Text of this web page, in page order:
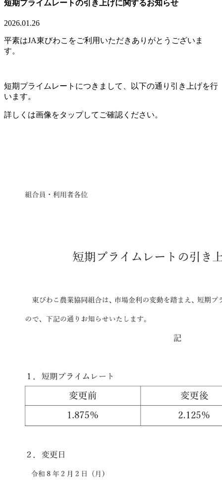
短期プライムレートの引き上げに関するお知らせ
2026.01.26
平素はJA東びわこをご利用いただきありがとうございま
す。
短期プライムレートにつきまして、以下の通り引き上げを行
います。
詳しくは画像をタップしてご確認ください。